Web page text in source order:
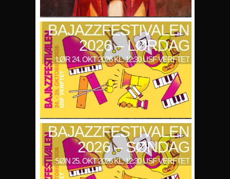
BAJAZZFESTIVALEN
2026 – LØRDAG
LØR 24. OKT 2026 KL: 12:30 USF VERFTET
BAJAZZFESTIVALEN
2026 – SØNDAG
SØN 25. OKT 2026 KL: 12:30 USF VERFTET